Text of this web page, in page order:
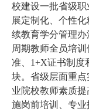
校建设一批省级
展定制化、个性
续教育学分管理办
周期教师全员培
准、1+X证书制度
块。省级层面重
业院校教师素质
施岗前培训、专